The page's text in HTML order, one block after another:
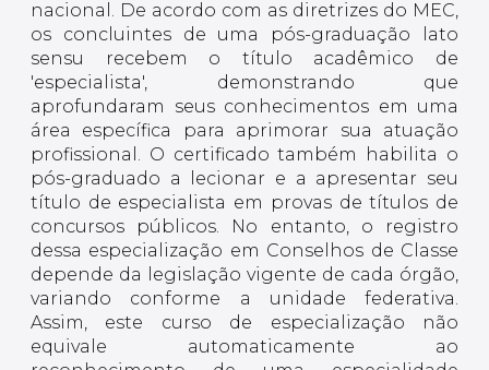
nacional. De acordo com as diretrizes do MEC,
os concluintes de uma pós-graduação lato
sensu recebem o título acadêmico de
'especialista', demonstrando que
aprofundaram seus conhecimentos em uma
área específica para aprimorar sua atuação
profissional. O certificado também habilita o
pós-graduado a lecionar e a apresentar seu
título de especialista em provas de títulos de
concursos públicos. No entanto, o registro
dessa especialização em Conselhos de Classe
depende da legislação vigente de cada órgão,
variando conforme a unidade federativa.
Assim, este curso de especialização não
equivale automaticamente ao